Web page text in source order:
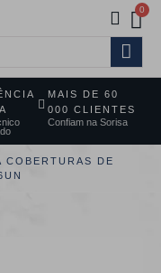
MAIS DE 60
000 CLIENTES
Confiam na Sorisa
COBERTURAS DE